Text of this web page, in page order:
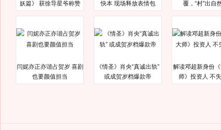
妖篇》 获徐导星爷称赞
快本 现场释放表情包
覆，“村”出自
闫妮亦正亦谐占贺岁 喜剧
也要颜值担当
《情圣》肖央“真诚出轨”
或成贺岁档爆款帝
解读邓超新身份
师》投资人 不